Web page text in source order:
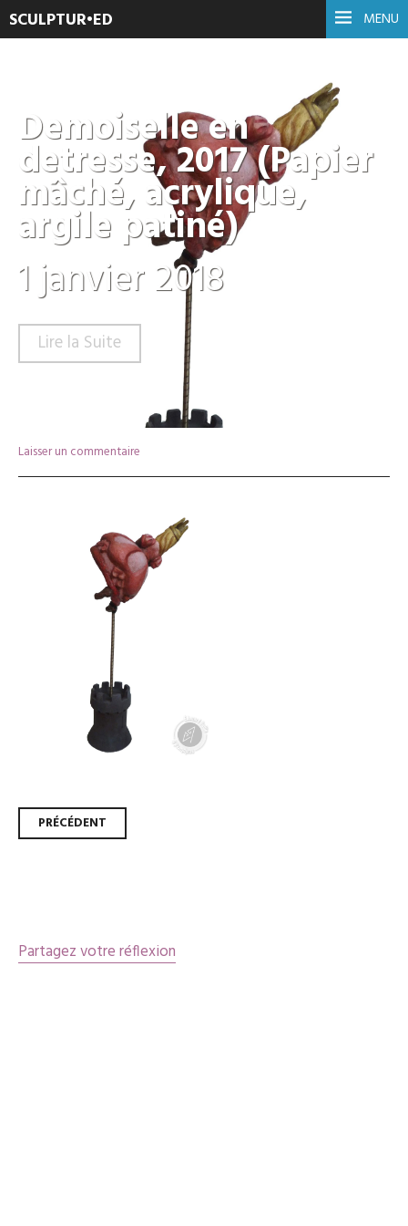
MENU
SCULPTUR•ED
Demoiselle en
detresse, 2017 (Papier
mâché, acrylique,
argile patiné)
1 janvier 2018
Lire la Suite
Laisser un commentaire
Navigation
PRÉCÉDENT
Partagez votre réflexion